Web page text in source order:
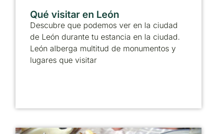
Qué visitar en León
Descubre que podemos ver en la ciudad
de León durante tu estancia en la ciudad.
León alberga multitud de monumentos y
lugares que visitar